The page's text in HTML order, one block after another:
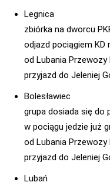
Legnica
zbiórka na dworcu
odjazd pociągiem KD
od Lubania Przewozy
przyjazd do Jeleniej
Bolesławiec
grupa dosiada się do
w pociągu jedzie już
od Lubania Przewozy
przyjazd do Jeleniej
Lubań